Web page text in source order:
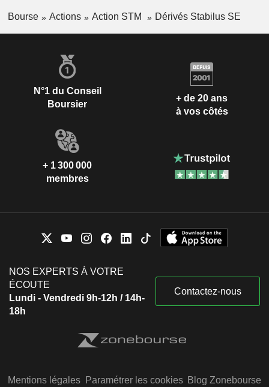
Bourse Actions Action STM Dérivés Stabilus SE
N°1 du Conseil
Boursier
+ de 20 ans
à vos côtés
+ 1 300 000
membres
NOS EXPERTS À VOTRE
ÉCOUTE
Lundi - Vendredi 9h-12h / 14h-
18h
Contactez-nous
Mentions légales Paramétrer les cookies Blog Zonebourse